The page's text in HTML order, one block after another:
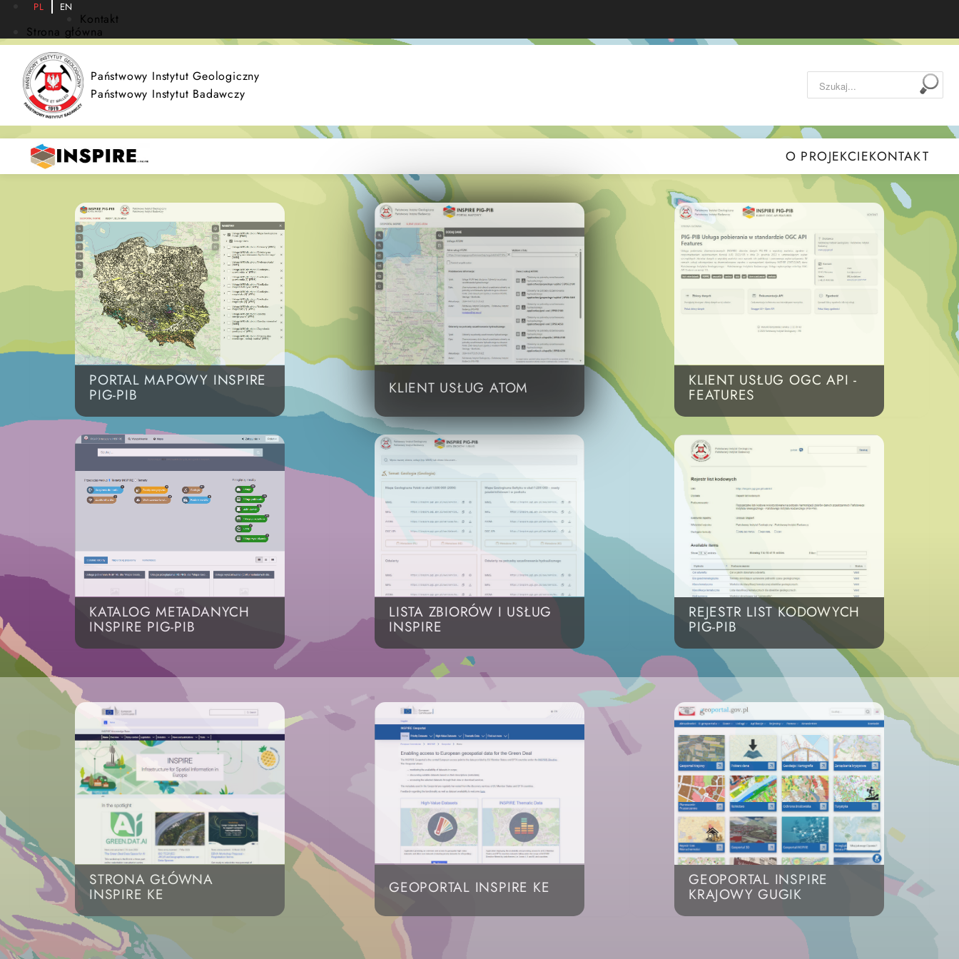
PL EN
Kontakt
Strona główna
Państwowy Instytut Geologiczny
Państwowy Instytut Badawczy
Szukaj...
O PROJEKCIEKONTAKT
PORTAL MAPOWY INSPIRE
PIG-PIB KLIENT USŁUG ATOM KLIENT USŁUG OGC API -
FEATURES
KATALOG METADANYCH
INSPIRE PIG-PIB
LISTA ZBIORÓW I USŁUG
INSPIRE
REJESTR LIST KODOWYCH
PIG-PIB
STRONA GŁÓWNA
INSPIRE KE GEOPORTAL INSPIRE KE GEOPORTAL INSPIRE
KRAJOWY GUGIK